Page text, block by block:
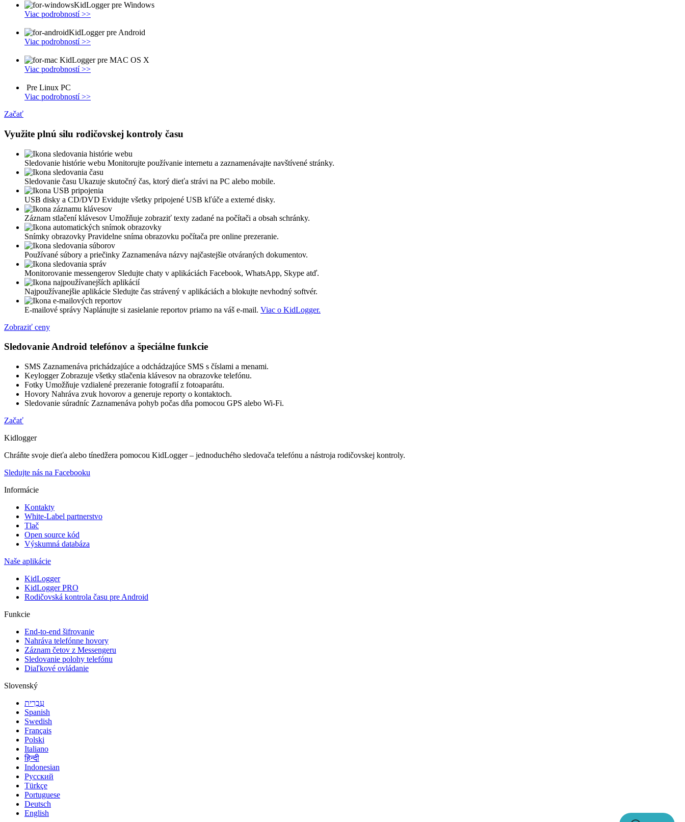
KidLogger pre Windows
Viac podrobností >>
KidLogger pre Android
Viac podrobností >>
KidLogger pre MAC OS X
Viac podrobností >>
Pre Linux PC
Viac podrobností >>
Začať
Využite plnú silu rodičovskej kontroly času
Sledovanie histórie webu Monitorujte používanie internetu a zaznamenávajte navštívené stránky.
Sledovanie času Ukazuje skutočný čas, ktorý dieťa strávi na PC alebo mobile.
USB disky a CD/DVD Evidujte všetky pripojené USB kľúče a externé disky.
Záznam stlačení klávesov Umožňuje zobraziť texty zadané na počítači a obsah schránky.
Snímky obrazovky Pravidelne sníma obrazovku počítača pre online prezeranie.
Používané súbory a priečinky Zaznamenáva názvy najčastejšie otváraných dokumentov.
Monitorovanie messengerov Sledujte chaty v aplikáciách Facebook, WhatsApp, Skype atď.
Najpoužívanejšie aplikácie Sledujte čas strávený v aplikáciách a blokujte nevhodný softvér.
E-mailové správy Naplánujte si zasielanie reportov priamo na váš e-mail. Viac o KidLogger.
Zobraziť ceny
Sledovanie Android telefónov a špeciálne funkcie
SMS Zaznamenáva prichádzajúce a odchádzajúce SMS s číslami a menami.
KeyloggerZobrazuje všetky stlačenia klávesov na obrazovke telefónu.
Fotky Umožňuje vzdialené prezeranie fotografií z fotoaparátu.
Hovory Nahráva zvuk hovorov a generuje reporty o kontaktoch.
Sledovanie súradníc Zaznamenáva pohyb počas dňa pomocou GPS alebo Wi-Fi.
Začať
Kidlogger
Chráňte svoje dieťa alebo tínedžera pomocou KidLogger – jednoduchého sledovača telefónu a nástroja rodičovskej kontroly.
Sledujte nás na Facebooku
Informácie
Kontakty
White-Label partnerstvo
Tlač
Open source kód
Výskumná databáza
Naše aplikácie
KidLogger
KidLogger PRO
Rodičovská kontrola času pre Android
Funkcie
End-to-end šifrovanie
Nahráva telefónne hovory
Záznam četov z Messengeru
Sledovanie polohy telefónu
Diaľkové ovládanie
Slovenský
עִבְרִית
Spanish
Swedish
Français
Polski
Italiano
हिन्दी
Indonesian
Русский
Türkçe
Portuguese
Deutsch
English